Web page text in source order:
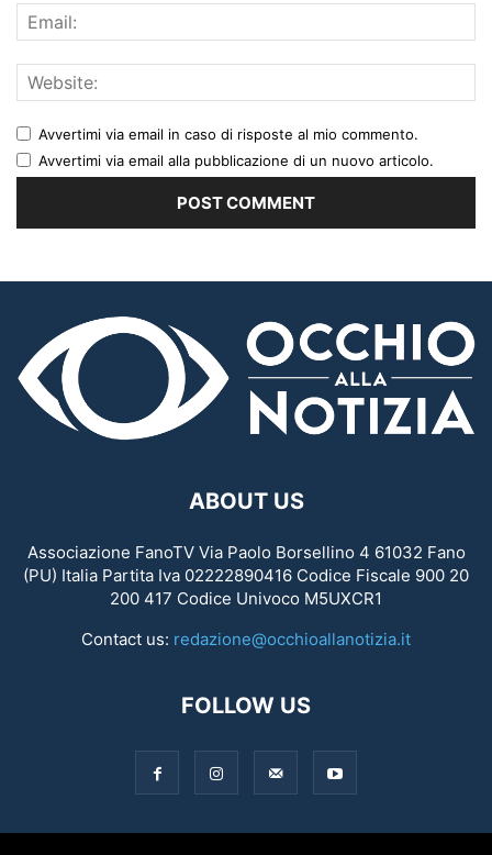
Avvertimi via email in caso di risposte al mio commento.
Avvertimi via email alla pubblicazione di un nuovo articolo.
ABOUT US
Associazione FanoTV Via Paolo Borsellino 4 61032 Fano
(PU) Italia Partita Iva 02222890416 Codice Fiscale 900 20
200 417 Codice Univoco M5UXCR1
Contact us: redazione@occhioallanotizia.it
FOLLOW US